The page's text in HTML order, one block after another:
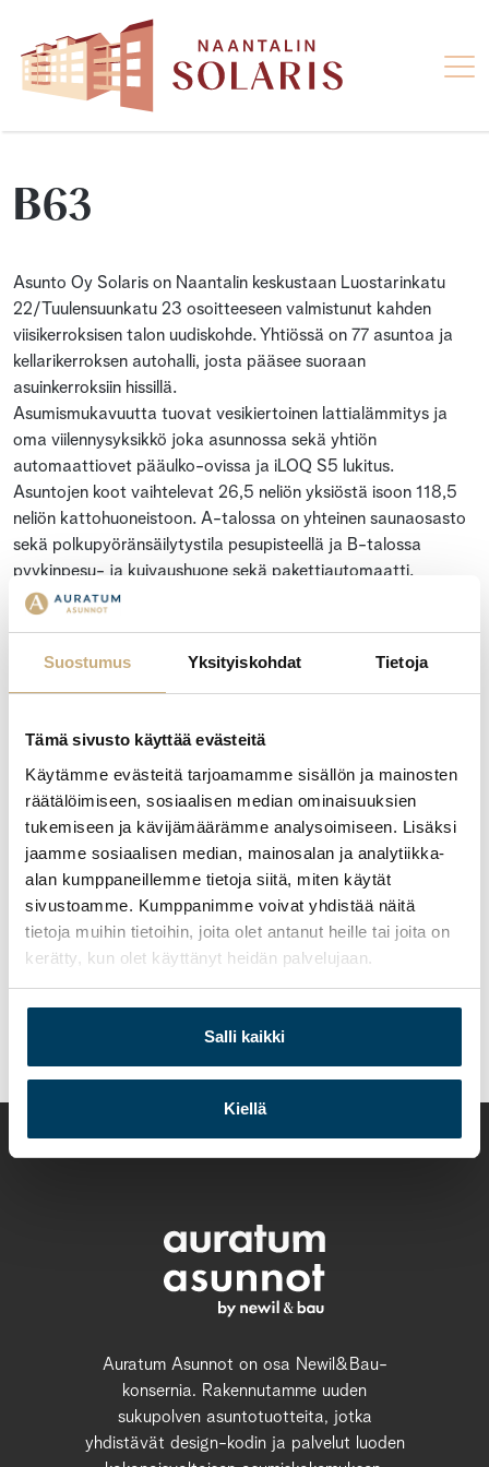
Suostumus Yksityiskohdat Tietoja
Tämä sivusto käyttää evästeitä
Käytämme evästeitä tarjoamamme sisällön ja mainosten
räätälöimiseen, sosiaalisen median ominaisuuksien
tukemiseen ja kävijämäärämme analysoimiseen. Lisäksi
jaamme sosiaalisen median, mainosalan ja analytiikka-
alan kumppaneillemme tietoja siitä, miten käytät
sivustoamme. Kumppanimme voivat yhdistää näitä
tietoja muihin tietoihin, joita olet antanut heille tai joita on
kerätty, kun olet käyttänyt heidän palvelujaan.
Salli kaikki
Kiellä
B63
Asunto Oy Solaris on Naantalin keskustaan Luostarinkatu
22/Tuulensuunkatu 23 osoitteeseen valmistunut kahden
viisikerroksisen talon uudiskohde. Yhtiössä on 77 asuntoa ja
kellarikerroksen autohalli, josta pääsee suoraan
asuinkerroksiin hissillä.
Asumismukavuutta tuovat vesikiertoinen lattialämmitys ja
oma viilennysyksikkö joka asunnossa sekä yhtiön
automaattiovet pääulko-ovissa ja iLOQ S5 lukitus.
Asuntojen koot vaihtelevat 26,5 neliön yksiöstä isoon 118,5
neliön kattohuoneistoon. A-talossa on yhteinen saunaosasto
sekä polkupyöränsäilytystila pesupisteellä ja B-talossa
pyykinpesu- ja kuivaushuone sekä pakettiautomaatti.
Solarikseen on sisustussuunnittelija laatinut kolme konseptia:
Yhtiön asunnot ovat valmistuneet keväällä 2024. Kohteen
maksaa myymättömien asuntojen hoito- ja
pääomavastikkeet kohteen valmistumisen jälkeen niin kauan,
kunnes asunnot on myyty. Muut osakkeenomistajat eivät
joudu osallistumaan näihin kuluihin.
LISÄTETOJA KOHTEESTA JA MUISTA MYYTÄVISTÄ
ASUNNOISTA:
www.solarisnaantali.fi.
Ota yhteyttä, kerron mielelläni lisää!
Päivi Tausa puh. 0400 755 258
Auratum Asunnot on osa Newil&Bau-
konsernia. Rakennutamme uuden
sukupolven asuntotuotteita, jotka
yhdistävät design-kodin ja palvelut luoden